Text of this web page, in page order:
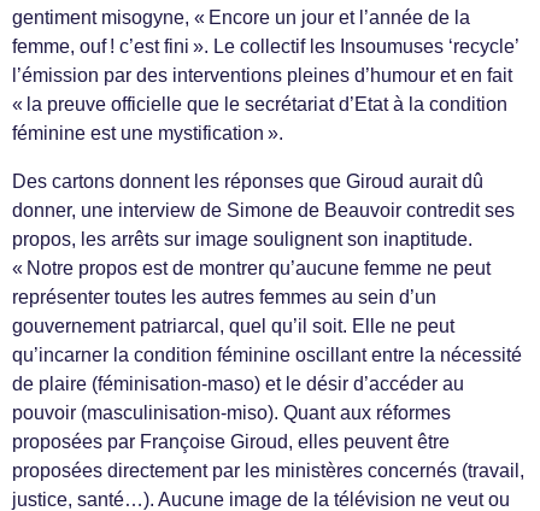
gentiment misogyne, « Encore un jour et l’année de la
femme, ouf ! c’est fini ». Le collectif les Insoumuses ‘recycle’
l’émission par des interventions pleines d’humour et en fait
« la preuve officielle que le secrétariat d’Etat à la condition
féminine est une mystification ».
Des cartons donnent les réponses que Giroud aurait dû
donner, une interview de Simone de Beauvoir contredit ses
propos, les arrêts sur image soulignent son inaptitude.
« Notre propos est de montrer qu’aucune femme ne peut
représenter toutes les autres femmes au sein d’un
gouvernement patriarcal, quel qu’il soit. Elle ne peut
qu’incarner la condition féminine oscillant entre la nécessité
de plaire (féminisation-maso) et le désir d’accéder au
pouvoir (masculinisation-miso). Quant aux réformes
proposées par Françoise Giroud, elles peuvent être
proposées directement par les ministères concernés (travail,
justice, santé…). Aucune image de la télévision ne veut ou